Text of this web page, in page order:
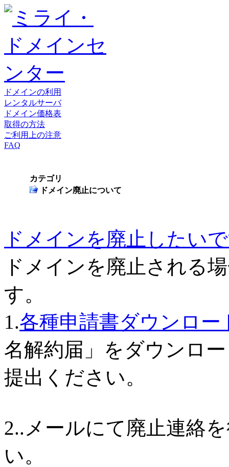
ドメインの利用
レンタルサーバ
ドメイン価格表
取得の方法
ご利用上の注意
FAQ
カテゴリ
ドメイン廃止について
ドメインを廃止したい
ドメインを廃止される
す。
1.各種申請書ダウンロー
名解約届」をダウンロ
提出ください。
2..メールにて廃止連絡
い。